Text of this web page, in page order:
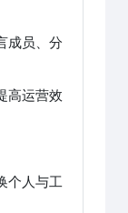
成员、分
高运营效
个人与工